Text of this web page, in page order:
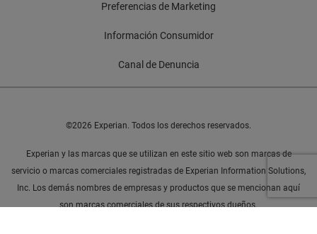
Preferencias de Marketing
Información Consumidor
Canal de Denuncia
©2026 Experian. Todos los derechos reservados.
Experian y las marcas que se utilizan en este sitio web son marcas de
servicio o marcas comerciales registradas de Experian Information Solutions,
Inc. Los demás nombres de empresas y productos que se mencionan aquí
son marcas comerciales de sus respectivos dueños.